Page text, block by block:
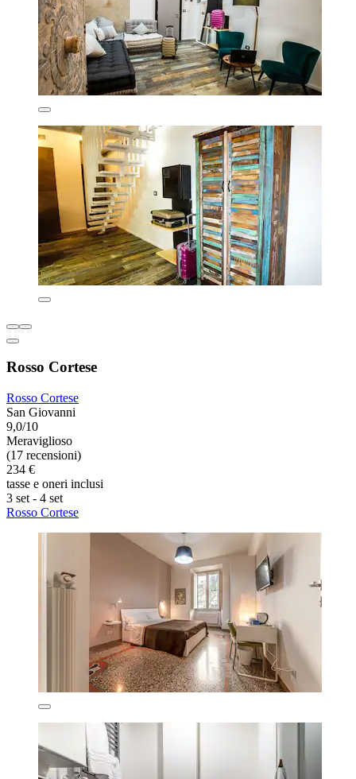
Rosso Cortese
Rosso Cortese
San Giovanni
9,0/10
Meraviglioso
(17 recensioni)
234 €
tasse e oneri inclusi
3 set - 4 set
Rosso Cortese